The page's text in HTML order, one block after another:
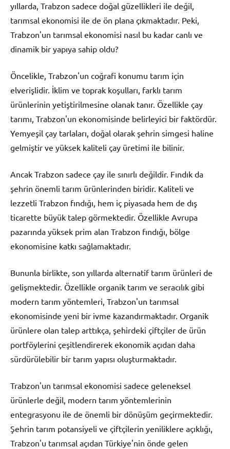
yıllarda, Trabzon sadece doğal güzellikleri ile değil,
tarımsal ekonomisi ile de ön plana çıkmaktadır. Peki,
Trabzon'un tarımsal ekonomisi nasıl bu kadar canlı ve
dinamik bir yapıya sahip oldu?
Öncelikle, Trabzon'un coğrafi konumu tarım için
elverişlidir. İklim ve toprak koşulları, farklı tarım
ürünlerinin yetiştirilmesine olanak tanır. Özellikle çay
tarımı, Trabzon'un ekonomisinde belirleyici bir faktördür.
Yemyeşil çay tarlaları, doğal olarak şehrin simgesi haline
gelmiştir ve yüksek kaliteli çay üretimi ile bilinir.
Ancak Trabzon sadece çay ile sınırlı değildir. Fındık da
şehrin önemli tarım ürünlerinden biridir. Kaliteli ve
lezzetli Trabzon fındığı, hem iç piyasada hem de dış
ticarette büyük talep görmektedir. Özellikle Avrupa
pazarında yüksek prim alan Trabzon fındığı, bölge
ekonomisine katkı sağlamaktadır.
Bununla birlikte, son yıllarda alternatif tarım ürünleri de
gelişmektedir. Özellikle organik tarım ve seracılık gibi
modern tarım yöntemleri, Trabzon'un tarımsal
ekonomisinde yeni bir ivme kazandırmaktadır. Organik
ürünlere olan talep arttıkça, şehirdeki çiftçiler de ürün
portföylerini çeşitlendirerek ekonomik açıdan daha
sürdürülebilir bir tarım yapısı oluşturmaktadır.
Trabzon'un tarımsal ekonomisi sadece geleneksel
ürünlerle değil, modern tarım yöntemlerinin
entegrasyonu ile de önemli bir dönüşüm geçirmektedir.
Şehrin tarım potansiyeli ve çiftçilerin yeniliklere açıklığı,
Trabzon'u tarımsal açıdan Türkiye'nin önde gelen